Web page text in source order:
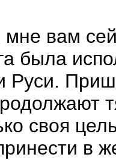
вам
была
Руси.
своя
в